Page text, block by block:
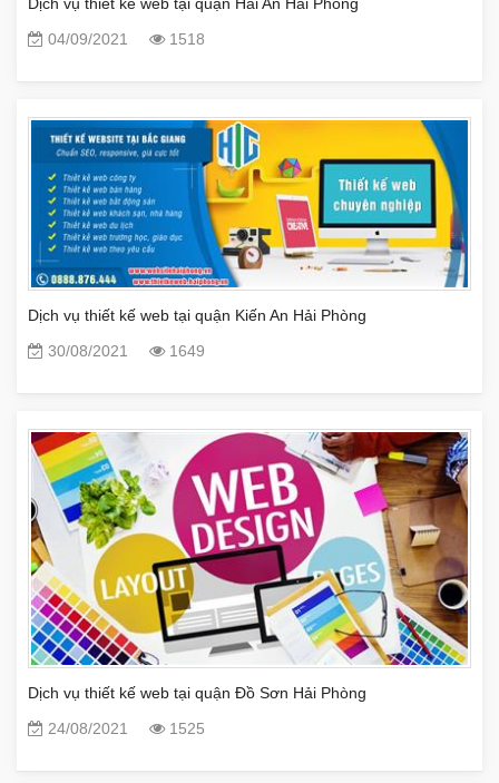
04/09/2021
1518
Dịch vụ thiết kế web tại quận Kiến An Hải Phòng
30/08/2021
1649
Dịch vụ thiết kế web tại quận Đồ Sơn Hải Phòng
24/08/2021
1525